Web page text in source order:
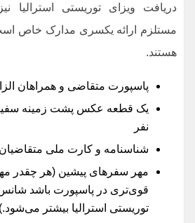
دریافت ویزای توریستی استرالیا
مستلزم ارائه یکسری مدارک خاص
هستند.
پاسپورت متقاضی و همراهان
نفر
شناسنامه و کارت ملی
مهر سفرهای پیشین (هر چقدر
قوی‌تری در پاسپورت باشد
توریستی استرالیا بیشتر می‌شود.)